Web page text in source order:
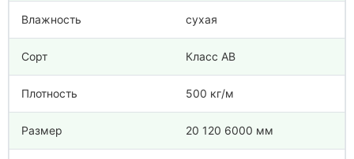
Влажность сухая
Сорт Класс АВ
Плотность 500 кг/м
Размер 20 120 6000 мм